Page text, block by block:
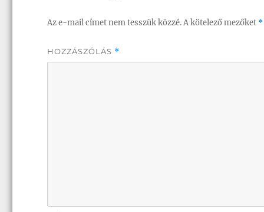
Az e-mail címet nem tesszük közzé.A kötelező mezőket *
HOZZÁSZÓLÁS *